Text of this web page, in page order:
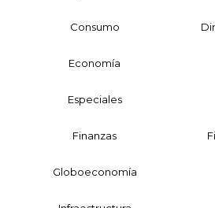
Consumo
Economía
Especiales
Finanzas
Globoeconomía